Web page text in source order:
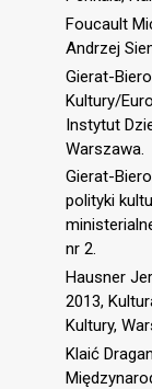
Foucault
Andrzej
Gierat-
Kultury/
Instytut
Warszawa.
Gierat-
polityki
nr 2.
Hausner
2013,
Kultury,
Klaić